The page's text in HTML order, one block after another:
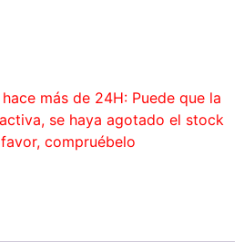
más de 24H: Puede que la
se haya agotado el stock
compruébelo